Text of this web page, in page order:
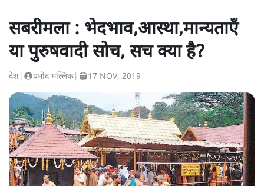
सबरीमला : भेदभाव,आस्था,मान्यताएँ
या पुरुषवादी सोच, सच क्या है?
देश प्रमोद मल्लिक 17 NOV, 2019